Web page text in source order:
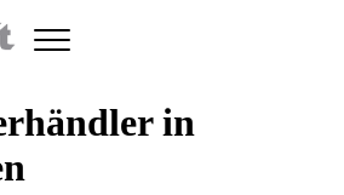
in